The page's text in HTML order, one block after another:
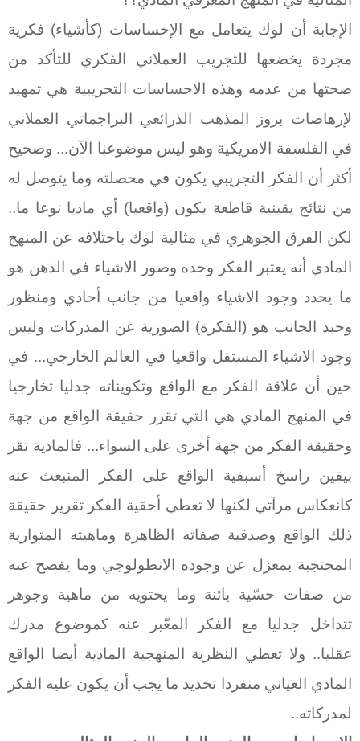
الإجابة أن لوك يتعامل مع الإحساسات (كأشياء) فكرية
مجردة يخضعها للتجريب العملاني الفكري للتأكد من
صحتها من عدمه وهذه الاحساسات التجريبية هي تمهيد
لإرهاصات بروز المذهب الذرائعي البراجماتي العملاني
في الفلسفة الامريكية وهو ليس موضوعنا الآن... وصحيح
أكثر أن الفكر التجريبي يكون في محصلته وما يتوصل له
من نتائج يقينية قاطعة يكون (واقعيا) أي ماديا نوعا ما..
لكن الفرق الجوهري في مثالية لوك باختلافه عن المنهج
المادي أنه يعتبر الفكر وحده وصور الاشياء في الذهن هو
ما يحدد وجود الاشياء واقعيا من جانب أحادي ومنظور
وحيد الجانب هو (الفكرة) الصورية عن المدركات وليس
وجود الاشياء المستقل واقعيا في العالم الخارجي... في
حين أن علاقة الفكر مع الواقع وتكويناته جدليا تخارجيا
في المنهج المادي هي التي تقرر حقيقة الواقع من جهة
وحقيقة الفكر من جهة أخرى على السواء... فالمادية تقر
بيقين راسخ أسبقية الواقع على الفكر المنبعث عنه
كانعكاس مرآتي لكنها لا تعطي أحقية الفكر تقرير حقيقة
ذلك الواقع وصدقية صفاته الظاهرة وماهيته المتوارية
المحتجبة بمعزل عن وجوده الانطولوجي وما يفصح عنه
من صفات حسّية بائنة وما يحتويه من ماهية وجوهر
تتداخل جدليا مع الفكر المعّبر عنه كموضوع مدرك
عقليا.. ولا تعطي النظرية المنهجية المادية أيضا الواقع
المادي العياني منفردا تحديد ما يجب أن يكون عليه الفكر
لمدركاته..